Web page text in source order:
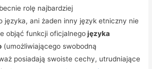
rolę najbardziej
języka, ani żaden inny język etniczny nie
objąć funkcji oficjalnegojęzyka
(umożliwiającego swobodną
posiadają swoiste cechy, utrudniające